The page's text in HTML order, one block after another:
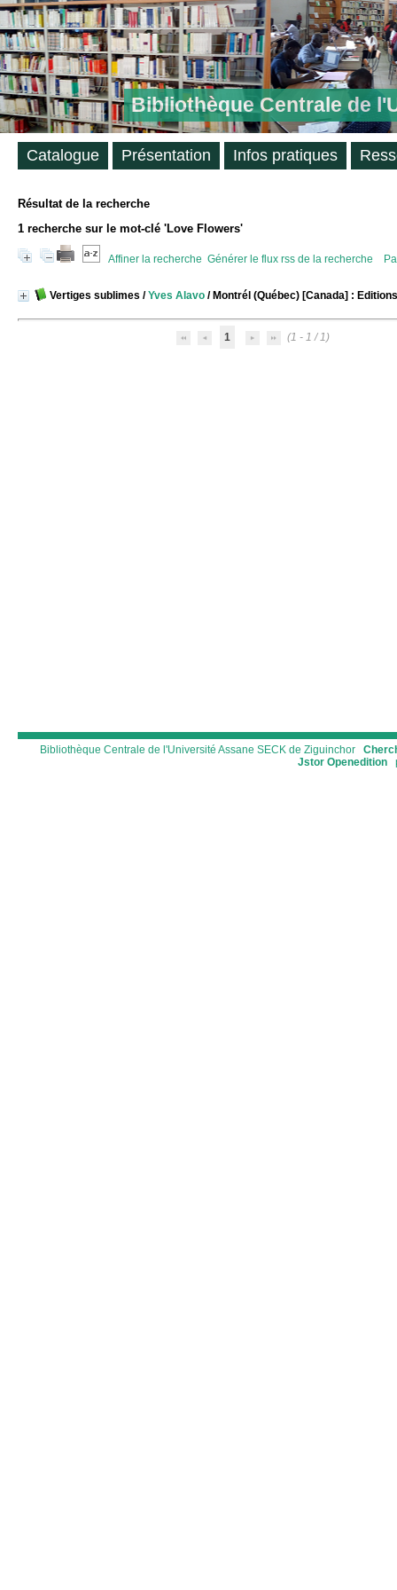
Bibliothèque Centrale de
Résultat de la recherche
1 recherche sur le mot-clé 'Love Flowers'
Affiner la recherche Générer le flux rss de la recherche
Vertiges sublimes /Yves Alavo / Montrél (Québec) [Canada] :
1 (1 - 1 / 1)
Bibliothèque Centrale de l'Université Assane SECK de Ziguinchor
Jstor Openedition
Catalogue Présentation Infos pratiques